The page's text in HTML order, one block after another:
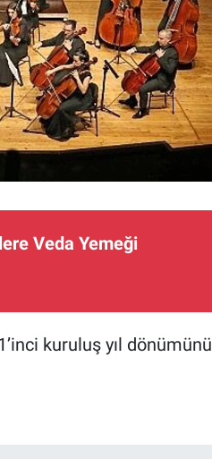
Veda Yemeği
kuruluş yıl dönümünü